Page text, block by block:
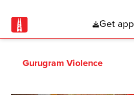
Get app
Gurugram Violence